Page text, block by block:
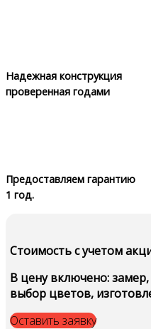
Надежная конструкция
проверенная годами
Предоставляем гарантию
1 год.
Стоимость c учетом
В цену включено: замер,
выбор цветов,
Оставить заявку